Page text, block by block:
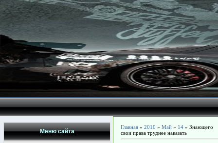
Меню сайта
Главная » 2010 » Май » 14 » Знающего
свои права труднее наказать